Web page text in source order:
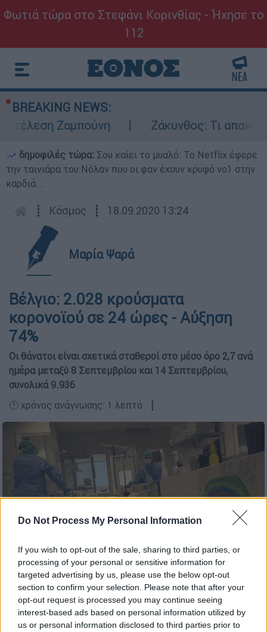
Do Not Process My Personal Information
If you wish to opt-out of the sale, sharing to third parties, or
processing of your personal or sensitive information for
targeted advertising by us, please use the below opt-out
section to confirm your selection. Please note that after your
opt-out request is processed you may continue seeing
interest-based ads based on personal information utilized by
us or personal information disclosed to third parties prior to
Φωτιά τώρα στο Στεφάνι Κορινθίας - Ήχησε το
112
BREAKING NEWS:
Ζαμπούνη
Ζάκυνθος: Τι απαντά
δημοφιλές τώρα: Σου καίει το μυαλό: Το Netflix έφερε
την ταινιάρα του Νόλαν που οι φαν έχουν κρυφό νο1 στην
καρδιά...
┋ Κόσμος ┋ 18.09.2020 13:24
Μαρία Ψαρά
Βέλγιο: 2.028 κρούσματα
κορονοϊού σε 24 ώρες - Αύξηση
74%
Οι θάνατοι είναι σχετικά σταθεροί στο μέσο όρο 2,7 ανά
ημέρα μεταξύ 8 Σεπτεμβρίου και 14 Σεπτεμβρίου,
συνολικά 9.936
🕛 χρόνος ανάγνωσης: 1 λεπτό ┋
(AP Images)
Προσθέστε το ΕΘΝΟΣ στη Google